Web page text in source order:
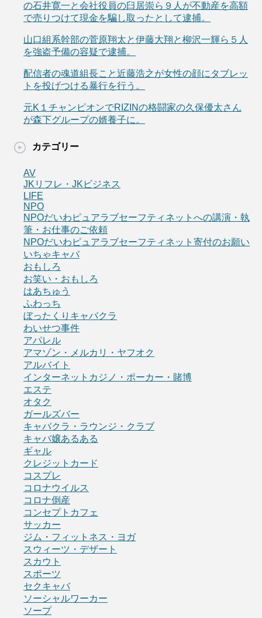
の石井寛一と会社役員の臼居崇ら９人が不動産を高額
で売りつけて現金を騙し取ったとして逮捕。
山口組系幹部の菅原翔太と伊藤大翔と柳沢一輝ら５人
を強盗予備の容疑で逮捕。
配信者の魂道組長こと近藤浩之が女性の顔にタブレッ
トを投げつける暴行を行う。
元K１チャンピオンでRIZINの格闘家の久保優太さん
が森下グループの婿養子に。
カテゴリー
AV
JKリフレ・JKビジネス
LIFE
NPO
NPOだいわピュアラブセーフティネットへの講演・執
筆・お仕事のご依頼
NPOだいわピュアラブセーフティネット寄付のお願い
いちゃキャバ
おもしろ
お笑い・おもしろ
はあちゅう
ふわっち
ぼったくりキャバクラ
わいせつ事件
アパレル
アマゾン・メルカリ・ヤフオク
アルバイト
インターネットカジノ・ポーカー・賭博
エステ
オタク
ガールズバー
キャバクラ・ラウンジ・クラブ
キャバ嬢あるある
ギャル
クレジットカード
コスプレ
コロナウイルス
コロナ倒産
コンセプトカフェ
サッカー
ジム・フィットネス・ヨガ
スウィーツ・デザート
スカウト
スポーツ
セクキャバ
ソーシャルワーカー
ソープ